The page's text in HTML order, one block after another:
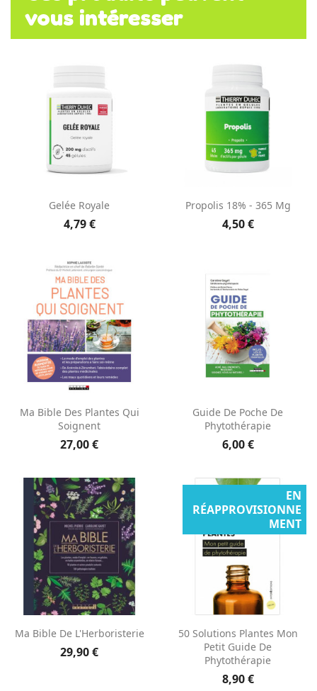
vous intéresser
Gelée Royale
4,79 €
Propolis 18% - 365 Mg
4,50 €
Ma Bible Des Plantes Qui
Soignent
27,00 €
Guide De Poche De
Phytothérapie
6,00 €
Ma Bible De L'Herboristerie
29,90 €
50 Solutions Plantes Mon
Petit Guide De
Phytothérapie
8,90 €
EN
RÉAPPROVISIONNE
MENT